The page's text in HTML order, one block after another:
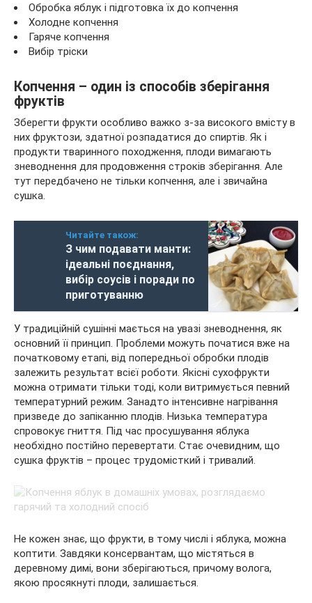
Обробка яблук і підготовка їх до копчення
Холодне копчення
Гаряче копчення
Вибір тріски
Копчення – один із способів зберігання
фруктів
Зберегти фрукти особливо важко з-за високого вмісту в
них фруктози, здатної розпадатися до спиртів. Як і
продукти тваринного походження, плоди вимагають
зневоднення для продовження строків зберігання. Але
тут передбачено не тільки копчення, але і звичайна
сушка.
Читайте також:
З чим подавати манти:
ідеальні поєднання,
вибір соусів і поради по
приготуванню
У традиційній сушінні мається на увазі зневоднення, як
основний її принцип. Проблеми можуть початися вже на
початковому етапі, від попередньої обробки плодів
залежить результат всієї роботи. Якісні сухофрукти
можна отримати тільки тоді, коли витримується певний
температурний режим. Занадто інтенсивне нагрівання
призведе до запіканню плодів. Низька температура
спровокує гниття. Під час просушування яблука
необхідно постійно перевертати. Стає очевидним, що
сушка фруктів – процес трудомісткий і тривалий.
Не кожен знає, що фрукти, в тому числі і яблука, можна
коптити. Завдяки консервантам, що містяться в
деревному димі, вони зберігаються, причому волога,
якою просякнуті плоди, залишається.